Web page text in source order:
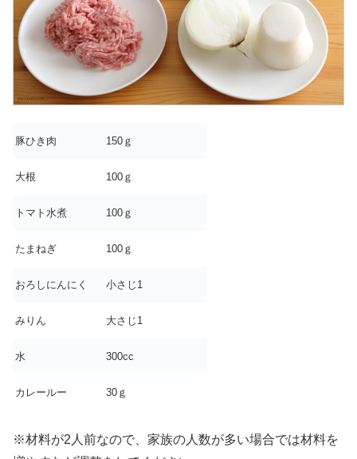
豚ひき肉 150ｇ
大根 100ｇ
トマト水煮 100ｇ
たまねぎ 100ｇ
おろしにんにく 小さじ1
みりん 大さじ1
水 300cc
カレールー 30ｇ
※材料が2人前なので、家族の人数が多い場合では材料を